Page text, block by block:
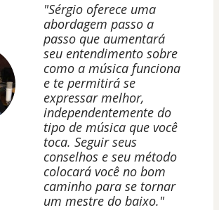
"Sérgio oferece uma
abordagem passo a
passo que aumentará
seu entendimento sobre
como a música funciona
e te permitirá se
expressar melhor,
independentemente do
tipo de música que você
toca. Seguir seus
conselhos e seu método
colocará você no bom
caminho para se tornar
um mestre do baixo."